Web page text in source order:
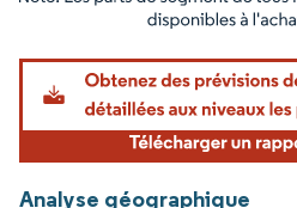
Image © Mordor Intelligence. La
Analyse géographique